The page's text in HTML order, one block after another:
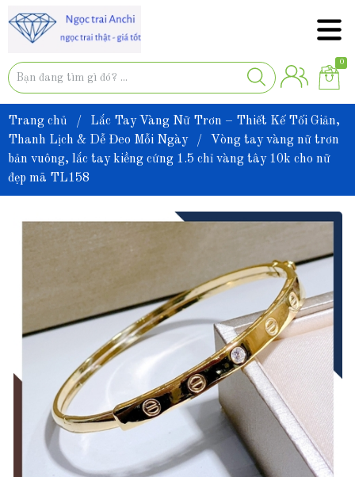
0
Trang chủ /
Lắc Tay Vàng Nữ Trơn – Thiết Kế Tối Giản,
Thanh Lịch & Dễ Đeo Mỗi Ngày
/
Vòng tay vàng nữ trơn
bản vuông, lắc tay kiềng cứng 1.5 chỉ vàng tây 10k cho nữ
đẹp mã TL158